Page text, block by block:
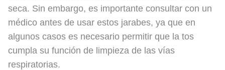
seca. Sin embargo, es importante consultar con un
médico antes de usar estos jarabes, ya que en
algunos casos es necesario permitir que la tos
cumpla su función de limpieza de las vías
respiratorias.